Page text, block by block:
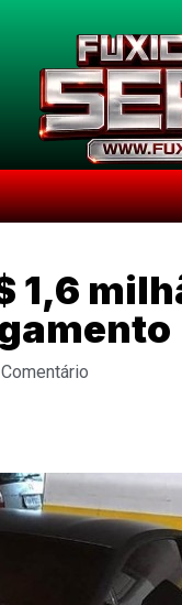
1,6